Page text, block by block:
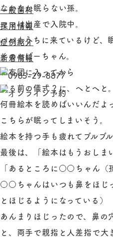
一般歯科
採用情報
症例紹介
新着情報
なかなか眠らない孫。
ママは出産で入院中。
パパもうちに来ているけど、
そのおばーちゃん。
お布団に入ってから
眠る前の儀式？に、へとへと。
何冊絵本を読めばいいんだよ
こちらが眠ってしまいそう。
絵本を持つ手も疲れてブルブル
最後は、「絵本はもうおしま
「あるところに○○ちゃん（
○○ちゃんはいつも鼻をほじ
とほじるようになっている）
あんまりほじったので、鼻の
と、両手で親指と人差指で大